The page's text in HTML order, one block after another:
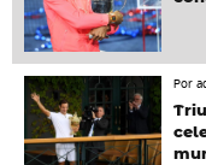
Por